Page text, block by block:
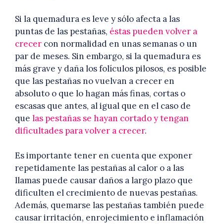
Si la quemadura es leve y sólo afecta a las
puntas de las pestañas, éstas pueden volver a
crecer con normalidad en unas semanas o un
par de meses. Sin embargo, si la quemadura es
más grave y daña los folículos pilosos, es posible
que las pestañas no vuelvan a crecer en
absoluto o que lo hagan más finas, cortas o
escasas que antes, al igual que en el caso de
que las pestañas se hayan cortado y tengan
dificultades para volver a crecer.
Es importante tener en cuenta que exponer
repetidamente las pestañas al calor o a las
llamas puede causar daños a largo plazo que
dificulten el crecimiento de nuevas pestañas.
Además, quemarse las pestañas también puede
causar irritación, enrojecimiento e inflamación